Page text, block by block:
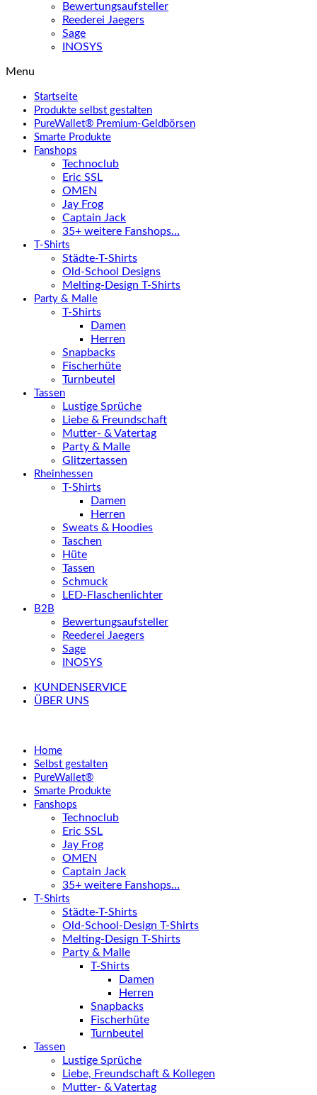
Bewertungsaufsteller
Reederei Jaegers
Sage
INOSYS
Menu
Startseite
Produkte selbst gestalten
PureWallet® Premium-Geldbörsen
Smarte Produkte
Fanshops
Technoclub
Eric SSL
OMEN
Jay Frog
Captain Jack
35+ weitere Fanshops…
T-Shirts
Städte-T-Shirts
Old-School Designs
Melting-Design T-Shirts
Party & Malle
T-Shirts
Damen
Herren
Snapbacks
Fischerhüte
Turnbeutel
Tassen
Lustige Sprüche
Liebe & Freundschaft
Mutter- & Vatertag
Party & Malle
Glitzertassen
Rheinhessen
T-Shirts
Damen
Herren
Sweats & Hoodies
Taschen
Hüte
Tassen
Schmuck
LED-Flaschenlichter
B2B
Bewertungsaufsteller
Reederei Jaegers
Sage
INOSYS
KUNDENSERVICE
ÜBER UNS
Home
Selbst gestalten
PureWallet®
Smarte Produkte
Fanshops
Technoclub
Eric SSL
Jay Frog
OMEN
Captain Jack
35+ weitere Fanshops…
T-Shirts
Städte-T-Shirts
Old-School-Design T-Shirts
Melting-Design T-Shirts
Party & Malle
T-Shirts
Damen
Herren
Snapbacks
Fischerhüte
Turnbeutel
Tassen
Lustige Sprüche
Liebe, Freundschaft & Kollegen
Mutter- & Vatertag